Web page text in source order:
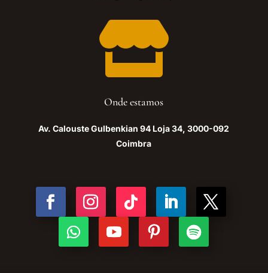

Onde estamos
Av. Calouste Gulbenkian 94 Loja 34, 3000-092
Coimbra